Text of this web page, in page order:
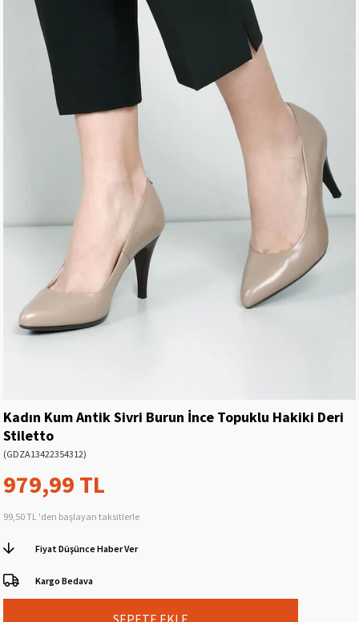
Kadın Kum Antik Sivri Burun İnce Topuklu Hakiki Deri
Stiletto
(GDZA13422354312)
979,99 TL
99,50 TL 'den başlayan taksitlerle
Fiyat Düşünce Haber Ver
Kargo Bedava